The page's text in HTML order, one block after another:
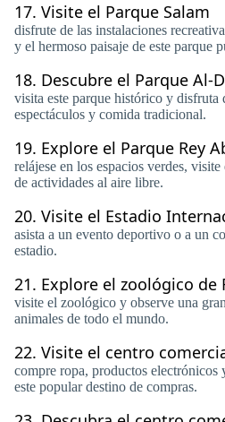
17. Visite el Parque Salam
disfrute de las instalaciones
y el hermoso paisaje de este parque
18. Descubre el Parque Al-
visita este parque histórico y disfruta
espectáculos y comida tradicional.
19. Explore el Parque Rey
relájese en los espacios verdes,
de actividades al aire libre.
20. Visite el Estadio
asista a un evento deportivo o a un
estadio.
21. Explore el zoológico de
visite el zoológico y observe una
animales de todo el mundo.
22. Visite el centro
compre ropa, productos electrónicos
este popular destino de compras.